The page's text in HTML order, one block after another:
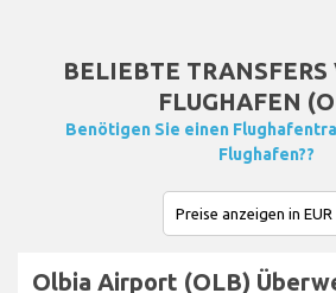
BELIEBTE
FLUGHAFEN
Benötigen Sie einen
Flughafen??
Olbia Airport (OLB)